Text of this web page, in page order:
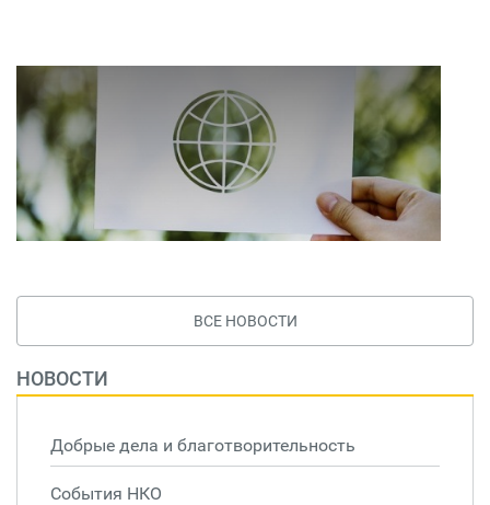
ВСЕ НОВОСТИ
НОВОСТИ
Добрые дела и благотворительность
События НКО